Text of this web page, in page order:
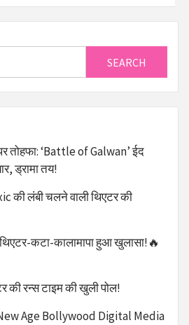
तोहफा: ‘Battle of Galwan’ ईद
ड्रामा तय!
की लंबी चलने वाली थिएटर की
कटा-कालामापा हुआ खुलासा!🔥
की रन्स टाइम की खुली पोल!
Age Bollywood Digital Media